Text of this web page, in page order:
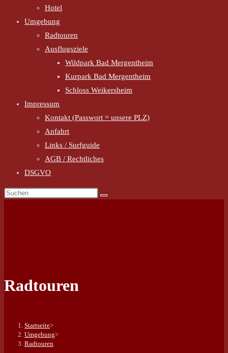
Hotel
Umgebung
Radtouren
Ausflugsziele
Wildpark Bad Mergentheim
Kurpark Bad Mergentheim
Schloss Weikersheim
Impressum
Kontakt (Passwort = unsere PLZ)
Anfahrt
Links / Surfguide
AGB / Rechtliches
DSGVO
Radtouren
Startseite>
Umgebung>
Radtouren